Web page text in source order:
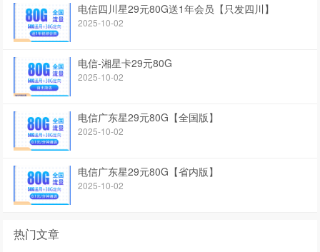
电信四川星29元80G送1年会员【只发四川】
2025-10-02
电信-湘星卡29元80G
2025-10-02
电信广东星29元80G【全国版】
2025-10-02
电信广东星29元80G【省内版】
2025-10-02
热门文章